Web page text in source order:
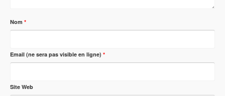
Nom *
Email (ne sera pas visible en ligne) *
Site Web